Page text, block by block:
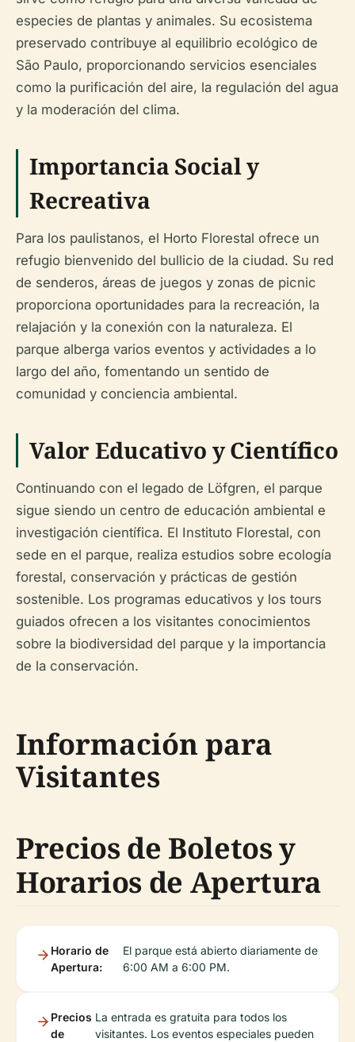
especies de plantas y animales. Su ecosistema
preservado contribuye al equilibrio ecológico de
São Paulo, proporcionando servicios esenciales
como la purificación del aire, la regulación del agua
y la moderación del clima.
Importancia Social y
Recreativa
Para los paulistanos, el Horto Florestal ofrece un
refugio bienvenido del bullicio de la ciudad. Su red
de senderos, áreas de juegos y zonas de picnic
proporciona oportunidades para la recreación, la
relajación y la conexión con la naturaleza. El
parque alberga varios eventos y actividades a lo
largo del año, fomentando un sentido de
comunidad y conciencia ambiental.
Valor Educativo y Científico
Continuando con el legado de Löfgren, el parque
sigue siendo un centro de educación ambiental e
investigación científica. El Instituto Florestal, con
sede en el parque, realiza estudios sobre ecología
forestal, conservación y prácticas de gestión
sostenible. Los programas educativos y los tours
guiados ofrecen a los visitantes conocimientos
sobre la biodiversidad del parque y la importancia
de la conservación.
Información para
Visitantes
Precios de Boletos y
Horarios de Apertura
Horario de
Apertura:
El parque está abierto diariamente de
6:00 AM a 6:00 PM.
Precios
de
La entrada es gratuita para todos los
visitantes. Los eventos especiales pueden